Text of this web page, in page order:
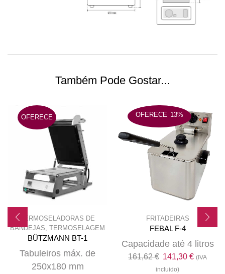
Também Pode Gostar...
OFERECE
TERMOSELADORAS DE
BANDEJAS TERMOSELAGEM
BÜTZMANN BT-1
Tabuleiros máx. de
250x180 mm
OFERECE 13%
FRITADEIRAS
FEBAL F-4
Capacidade até 4 litros
161,62€ O
preço
141,30 €O(IVA
incluido)